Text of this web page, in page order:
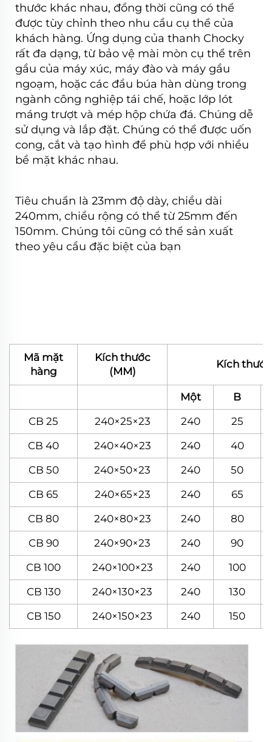
thước khác nhau, đồng thời cũng có thể
được tùy chỉnh theo nhu cầu cụ thể của
khách hàng. Ứng dụng của thanh Chocky
rất đa dạng, từ bảo vệ mài mòn cụ thể trên
gầu của máy xúc, máy đào và máy gầu
ngoạm, hoặc các đầu búa hàn dùng trong
ngành công nghiệp tái chế, hoặc lớp lót
máng trượt và mép hộp chứa đá. Chúng dễ
sử dụng và lắp đặt. Chúng có thể được uốn
cong, cắt và tạo hình để phù hợp với nhiều
bề mặt khác nhau.
Tiêu chuẩn là 23mm độ dày, chiều dài
240mm, chiều rộng có thể từ 25mm đến
150mm. Chúng tôi cũng có thể sản xuất
theo yêu cầu đặc biệt của bạn
Mã mặt
hàng
Kích thước
(MM)
Kích
Một
B
CB 25
240×25×23 240
25
CB 40
240×40×23 240
40
CB 50
240×50×23 240
50
CB 65
240×65×23 240
65
CB 80
240×80×23 240
80
CB 90
240×90×23 240
90
CB 100
240×100×23 240
100
CB 130
240×130×23 240
130
CB 150
240×150×23 240 150